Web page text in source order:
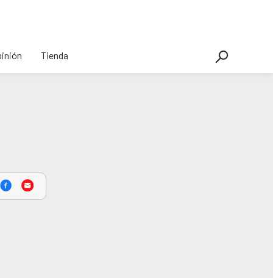
Tienda